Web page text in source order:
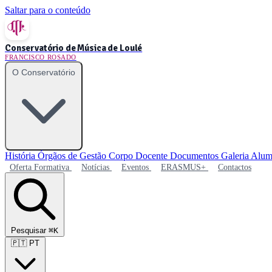
Saltar para o conteúdo
Conservatório de Música de Loulé
FRANCISCO ROSADO
O Conservatório
História Órgãos de Gestão Corpo Docente Documentos Galeria
Oferta Formativa Notícias Eventos ERASMUS+ Contactos
Pesquisar ⌘K
🇵🇹 PT